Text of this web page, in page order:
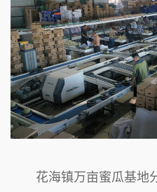
花海镇万亩蜜瓜基地